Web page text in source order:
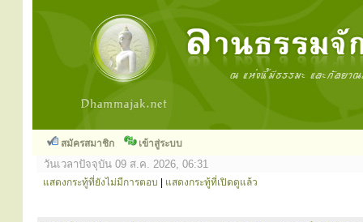
สมัครสมาชิก เข้าสู่ระบบ
วันเวลาปัจจุบัน 09 ส.ค. 2026, 06:31
แสดงกระทู้ที่ยังไม่มีการตอบ แสดงกระทู้ที่เปิดดูแล้ว